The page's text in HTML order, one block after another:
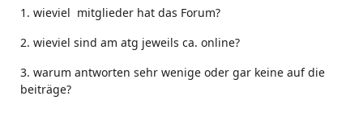
1. wieviel mitglieder hat das Forum?
2. wieviel sind am atg jeweils ca. online?
3. warum antworten sehr wenige oder gar keine auf die
beiträge?